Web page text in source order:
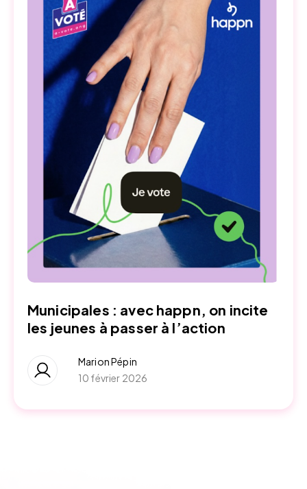
Municipales : avec happn, on incite
les jeunes à passer à l’action
Marion Pépin
10 février 2026